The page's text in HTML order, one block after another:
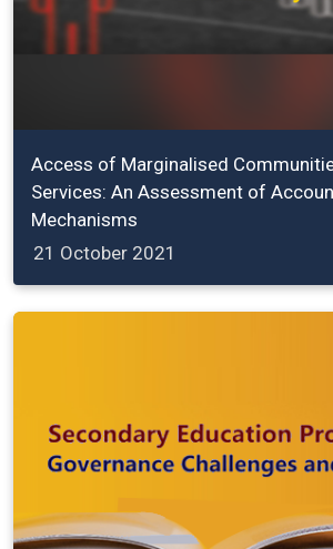
Access of Marginalised
Services: An Assessment of
Mechanisms
21 October 2021